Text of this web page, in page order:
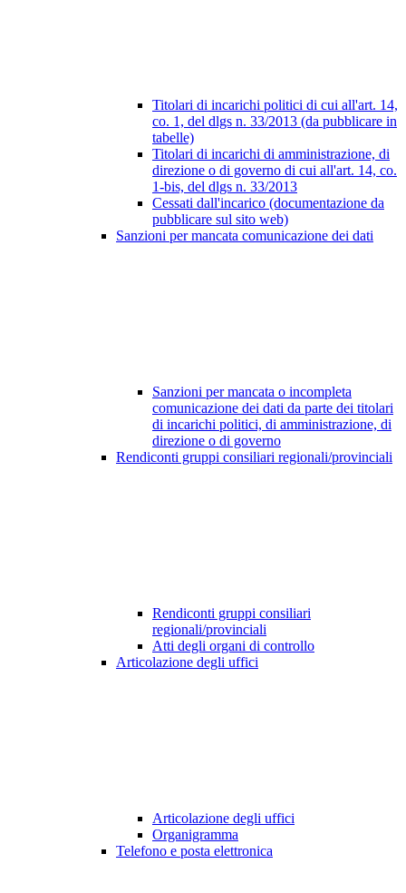
Titolari di incarichi politici di cui all'art. 14,
co. 1, del dlgs n. 33/2013 (da pubblicare in
tabelle)
Titolari di incarichi di amministrazione, di
direzione o di governo di cui all'art. 14, co.
1-bis, del dlgs n. 33/2013
Cessati dall'incarico (documentazione da
pubblicare sul sito web)
Sanzioni per mancata comunicazione dei dati
Sanzioni per mancata o incompleta
comunicazione dei dati da parte dei titolari
di incarichi politici, di amministrazione, di
direzione o di governo
Rendiconti gruppi consiliari regionali/provinciali
Rendiconti gruppi consiliari
regionali/provinciali
Atti degli organi di controllo
Articolazione degli uffici
Articolazione degli uffici
Organigramma
Telefono e posta elettronica